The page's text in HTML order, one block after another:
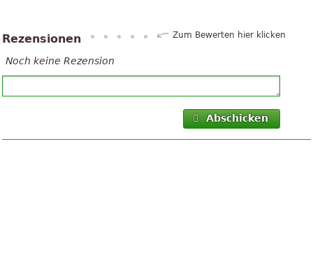
Rezensionen Zum Bewerten hier klicken
Noch keine Rezension
Abschicken